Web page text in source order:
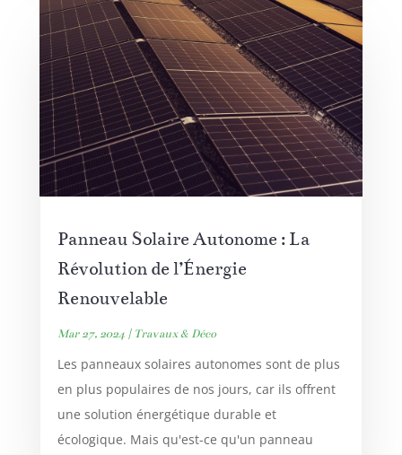
Panneau Solaire Autonome : La
Révolution de l’Énergie
Renouvelable
Mar 27, 2024| Travaux & Déco
Les panneaux solaires autonomes sont de plus
en plus populaires de nos jours, car ils offrent
une solution énergétique durable et
écologique. Mais qu'est-ce qu'un panneau